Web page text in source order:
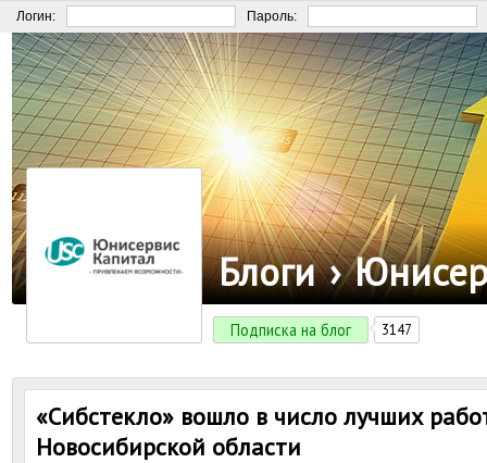
Логин: Пароль:
Блоги ›
Подписка на блог 3147
«Сибстекло» вошло в число лучших
Новосибирской области